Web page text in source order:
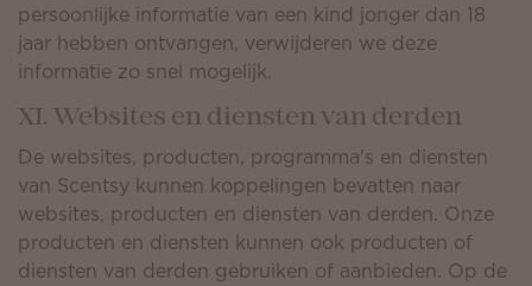
persoonlijke informatie van een kind jonger dan 18
jaar hebben ontvangen, verwijderen we deze
informatie zo snel mogelijk.
XI. Websites en diensten van derden
De websites, producten, programma's en diensten
van Scentsy kunnen koppelingen bevatten naar
websites, producten en diensten van derden. Onze
producten en diensten kunnen ook producten of
diensten van derden gebruiken of aanbieden. Op de